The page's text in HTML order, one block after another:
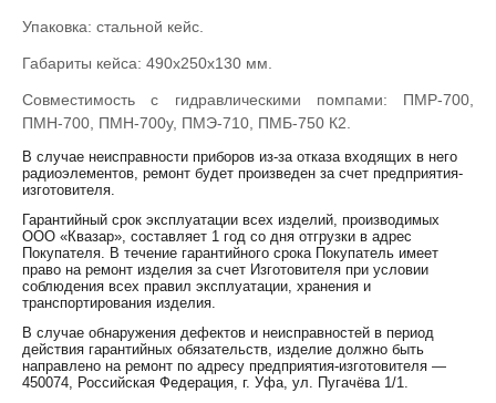
Упаковка: стальной кейс.
Габариты кейса: 490х250х130 мм.
Совместимость с гидравлическими помпами: ПМР-700,
ПМН-700, ПМН-700у, ПМЭ-710, ПМБ-750 К2.
В случае неисправности приборов из-за отказа входящих в него
радиоэлементов, ремонт будет произведен за счет предприятия-
изготовителя.
Гарантийный срок эксплуатации всех изделий, производимых
ООО «Квазар», составляет 1 год со дня отгрузки в адрес
Покупателя. В течение гарантийного срока Покупатель имеет
право на ремонт изделия за счет Изготовителя при условии
соблюдения всех правил эксплуатации, хранения и
транспортирования изделия.
В случае обнаружения дефектов и неисправностей в период
действия гарантийных обязательств, изделие должно быть
направлено на ремонт по адресу предприятия-изготовителя —
450074, Российская Федерация, г. Уфа, ул. Пугачёва 1/1.